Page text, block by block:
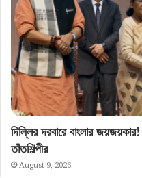
দিল্লির দরবারে বাংলার
তাঁতশিল্পীর
August 9, 2026